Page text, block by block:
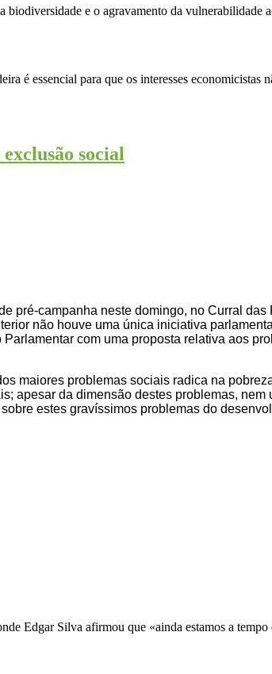
e o agravamento da vulnerabilidade
é essencial para que os interesses economicistas
social
pré-campanha neste domingo, no Curral das
não houve uma única iniciativa
com uma proposta relativa aos
maiores problemas sociais radica na
apesar da dimensão destes problemas, nem
estes gravíssimos problemas do
Edgar Silva afirmou que «ainda estamos a